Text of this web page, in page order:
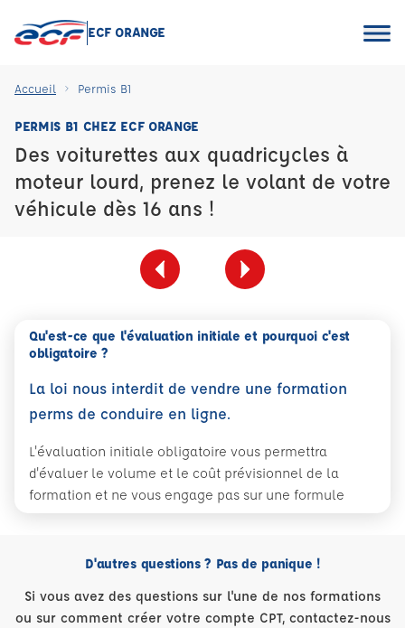
ECF ORANGE
Accueil Permis B1
PERMIS B1 CHEZ ECF ORANGE
Des voiturettes aux quadricycles à
moteur lourd, prenez le volant de votre
véhicule dès 16 ans !
Qu'est-ce que l'évaluation initiale et pourquoi c'est
obligatoire ?
La loi nous interdit de vendre une formation
perms de conduire en ligne.
L'évaluation initiale obligatoire vous permettra
d'évaluer le volume et le coût prévisionnel de la
formation et ne vous engage pas sur une formule
D'autres questions ? Pas de panique !
Si vous avez des questions sur l'une de nos formations
ou sur comment créer votre compte CPT, contactez-nous